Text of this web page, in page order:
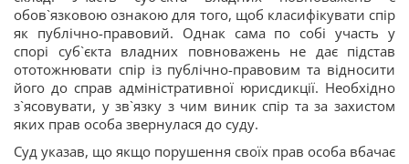
обов`язковою ознакою для того, щоб класифікувати спір
як публічно-правовий. Однак сама по собі участь у
спорі суб`єкта владних повноважень не дає підстав
ототожнювати спір із публічно-правовим та відносити
його до справ адміністративної юрисдикції. Необхідно
з`ясовувати, у зв`язку з чим виник спір та за захистом
яких прав особа звернулася до суду.
Суд указав, що якщо порушення своїх прав особа вбачає